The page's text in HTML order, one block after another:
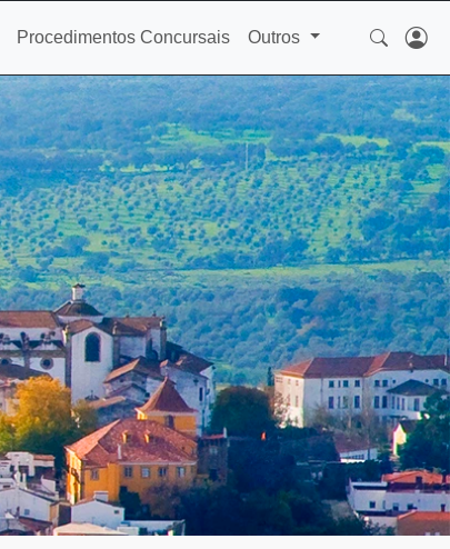
Procedimentos Concursais Outros